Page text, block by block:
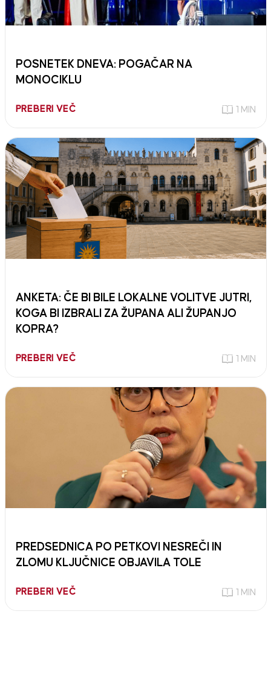
POSNETEK DNEVA: POGAČAR NA
MONOCIKLU
PREBERI VEČ 1 MIN
ANKETA: ČE BI BILE LOKALNE VOLITVE JUTRI,
KOGA BI IZBRALI ZA ŽUPANA ALI ŽUPANJO
KOPRA?
PREBERI VEČ 1 MIN
PREDSEDNICA PO PETKOVI NESREČI IN
ZLOMU KLJUČNICE OBJAVILA TOLE
PREBERI VEČ 1 MIN